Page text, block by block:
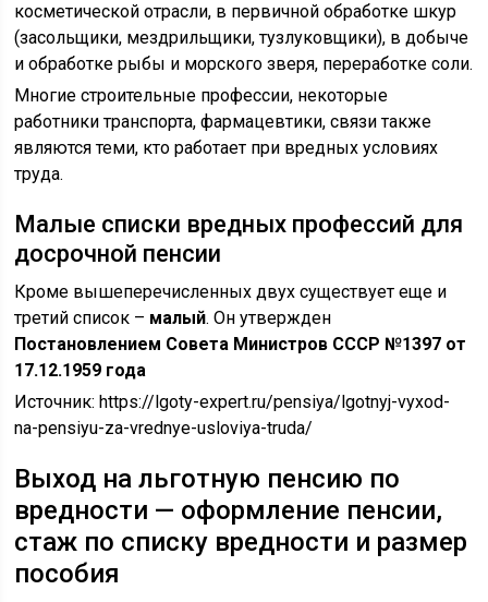
косметической отрасли, в первичной обработке шкур
(засольщики, мездрильщики, тузлуковщики), в добыче
и обработке рыбы и морского зверя, переработке соли.
Многие строительные профессии, некоторые
работники транспорта, фармацевтики, связи также
являются теми, кто работает при вредных условиях
труда.
Малые списки вредных профессий для
досрочной пенсии
Кроме вышеперечисленных двух существует еще и
третий список – малый. Он утвержден
Постановлением Совета Министров СССР №1397 от
17.12.1959 года
Источник:https://lgoty-expert.ru/pensiya/lgotnyj-vyxod-
na-pensiyu-za-vrednye-usloviya-truda/
Выход на льготную пенсию по
вредности — оформление пенсии,
стаж по списку вредности и размер
пособия